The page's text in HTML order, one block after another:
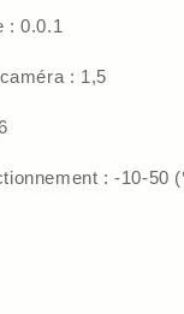
: 0.0.1
: 1,5
: -10-50